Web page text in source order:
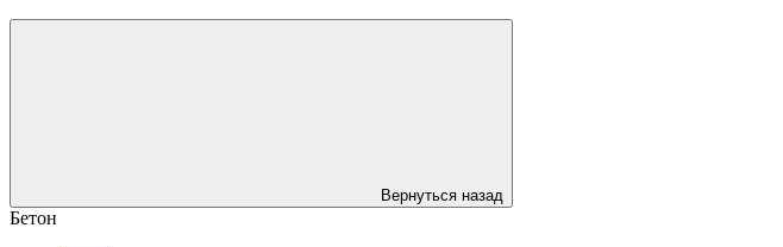
Вернуться назад
Бетон